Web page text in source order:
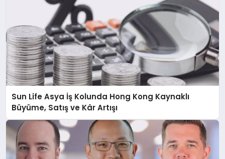
Sun Life Asya İş Kolunda Hong Kong Kaynaklı
Büyüme, Satış ve Kâr Artışı